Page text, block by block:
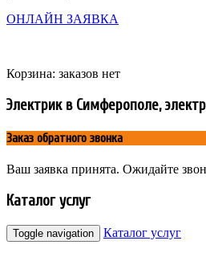
ОНЛАЙН ЗАЯВКА
Корзина: заказов нет
Электрик в Симферополе,
Заказ обратного звонка
Ваш заявка принята. Ожидайте
Каталог услуг
Toggle navigation Каталог услуг